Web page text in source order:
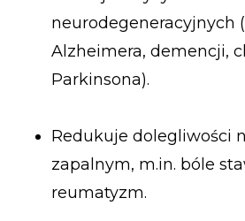
neurodegeneracyjnych
Alzheimera, demencji,
Parkinsona).
Redukuje dolegliwości
zapalnym, m.in. bóle
reumatyzm.